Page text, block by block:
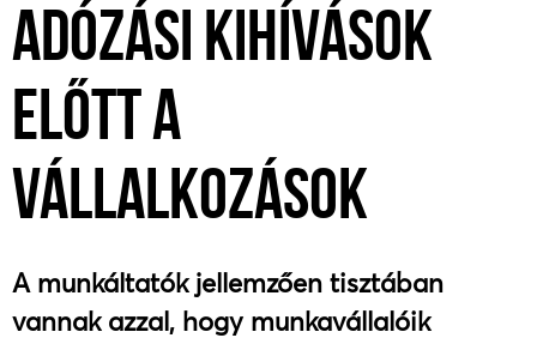
ADÓZÁSI KIHÍVÁSOK
ELŐTT A
VÁLLALKOZÁSOK
A munkáltatók jellemzően tisztában
vannak azzal, hogy munkavállalóik